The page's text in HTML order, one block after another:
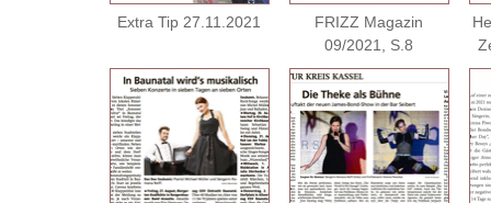
Extra Tip 27.11.2021
FRIZZ Magazin
09/2021, S.8